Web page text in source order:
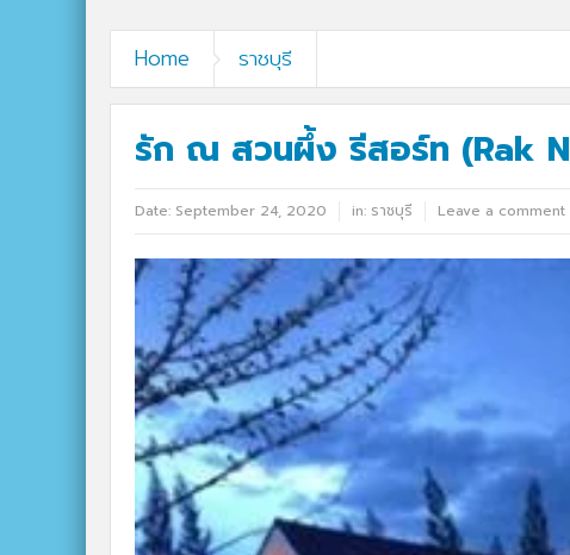
Home ราชบุรี
รัก ณ สวนผึ้ง รีสอร์ท (Rak
Date: September 24, 2020 in: ราชบุรี Leave a comment